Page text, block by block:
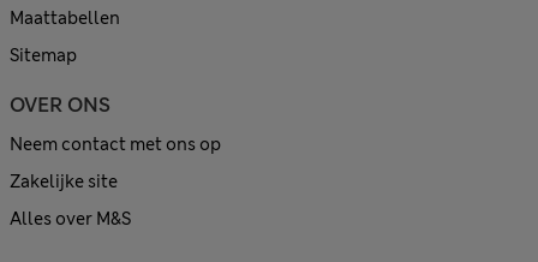
Maattabellen
Sitemap
OVER ONS
Neem contact met ons op
Zakelijke site
Alles over M&S